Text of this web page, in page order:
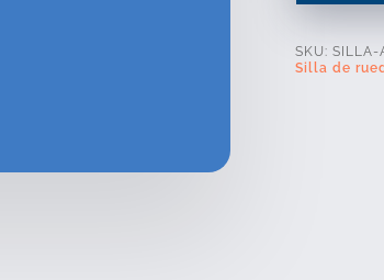
SKU: SILLA-
Silla de